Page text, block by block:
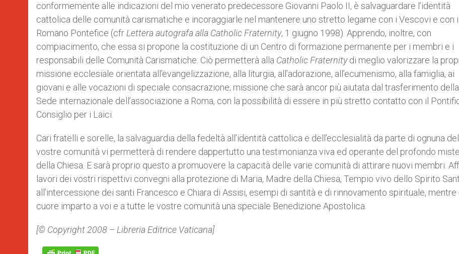
conformemente alle indicazioni del mio venerato predecessore Giovanni Paolo II, è salvaguardare l’identità
cattolica delle comunità carismatiche e incoraggiarle nel mantenere uno stretto legame con i Vescovi e con il
Romano Pontefice (cfr Lettera autografa alla Catholic Fraternity, 1 giugno 1998). Apprendo, inoltre, con
compiacimento, che essa si propone la costituzione di un Centro di formazione permanente per i membri e i
responsabili delle Comunità Carismatiche. Ciò permetterà alla Catholic Fraternitydi meglio valorizzare la
missione ecclesiale orientata all’evangelizzazione, alla liturgia, all’adorazione, all’ecumenismo, alla famiglia, ai
giovani e alle vocazioni di speciale consacrazione; missione che sarà ancor più aiutata dal trasferimento della
Sede internazionale dell’associazione a Roma, con la possibilità di essere in più stretto contatto con il
Consiglio per i Laici.
Cari fratelli e sorelle, la salvaguardia della fedeltà all’identità cattolica e dell’ecclesialità da parte di ognuna
vostre comunità vi permetterà di rendere dappertutto una testimonianza viva ed operante del profondo
della Chiesa. E sarà proprio questo a promuovere la capacità delle varie comunità di attirare nuovi membri.
lavori dei vostri rispettivi convegni alla protezione di Maria, Madre della Chiesa, Tempio vivo dello Spirito
all’intercessione dei santi Francesco e Chiara di Assisi, esempi di santità e di rinnovamento spirituale, mentre
cuore imparto a voi e a tutte le vostre comunità una speciale Benedizione Apostolica.
[© Copyright 2008 – Libreria Editrice Vaticana]